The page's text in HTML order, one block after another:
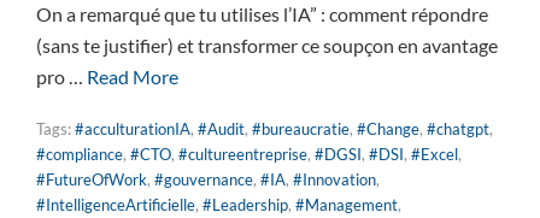
On a remarqué que tu utilises l’IA” : comment répondre
(sans te justifier) et transformer ce soupçon en avantage
pro … Read More
Tags:#acculturationIA, #Audit, #bureaucratie, #Change, #chatgpt,
#compliance, #CTO, #cultureentreprise, #DGSI, #DSI, #Excel,
#FutureOfWork, #gouvernance, #IA, #Innovation,
#IntelligenceArtificielle, #Leadership, #Management,